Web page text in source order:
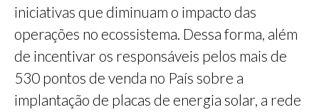
iniciativas que diminuam o impacto das
operações no ecossistema. Dessa forma, além
de incentivar os responsáveis pelos mais de
530 pontos de venda no País sobre a
implantação de placas de energia solar, a rede